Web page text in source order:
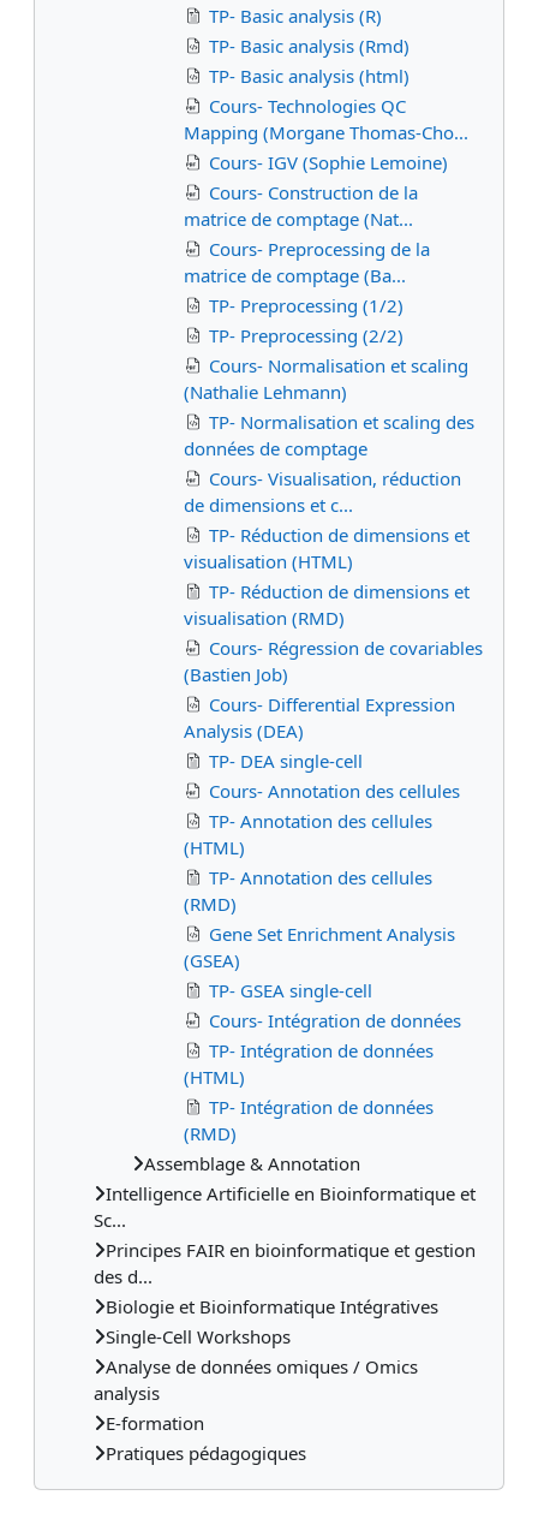
TP- Basic analysis (R)
TP- Basic analysis (Rmd)
TP- Basic analysis (html)
Cours- Technologies QC
Mapping (Morgane Thomas-Cho...
Cours- IGV (Sophie Lemoine)
Cours- Construction de la
matrice de comptage (Nat...
Cours- Preprocessing de la
matrice de comptage (Ba...
TP- Preprocessing (1/2)
TP- Preprocessing (2/2)
Cours- Normalisation et scaling
(Nathalie Lehmann)
TP- Normalisation et scaling des
données de comptage
Cours- Visualisation, réduction
de dimensions et c...
TP- Réduction de dimensions et
visualisation (HTML)
TP- Réduction de dimensions et
visualisation (RMD)
Cours- Régression de covariables
(Bastien Job)
Cours- Differential Expression
Analysis (DEA)
TP- DEA single-cell
Cours- Annotation des cellules
TP- Annotation des cellules
(HTML)
TP- Annotation des cellules
(RMD)
Gene Set Enrichment Analysis
(GSEA)
TP- GSEA single-cell
Cours- Intégration de données
TP- Intégration de données
(HTML)
TP- Intégration de données
(RMD)
Assemblage & Annotation
Intelligence Artificielle en Bioinformatique et
Sc...
Principes FAIR en bioinformatique et gestion
des d...
Biologie et Bioinformatique Intégratives
Single-Cell Workshops
Analyse de données omiques / Omics
analysis
E-formation
Pratiques pédagogiques